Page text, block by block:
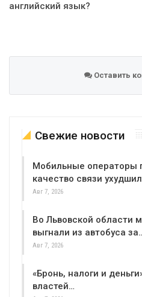
английский язык?
Оставить
Свежие новости
Мобильные операторы
качество связи
Авг 7, 2026
Во Львовской области
выгнали из автобуса
Авг 7, 2026
«Бронь, налоги и
властей…